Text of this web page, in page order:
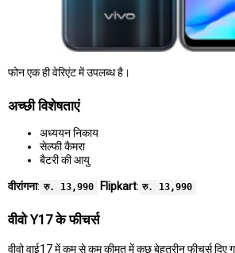
फोन एक ही वेरिएंट में उपलब्ध है।
अच्छी विशेषताएं
अध्ययन निकाय
सेल्फी कैमरा
बैटरी की आयु
वीरांगना: रु. 13,990 Flipkart: रु. 13,990
वीवो Y17 के फीचर्स
वीवो वाई17 में कम से कम कीमत में कुछ बेहतरीन फीचर्स दिए